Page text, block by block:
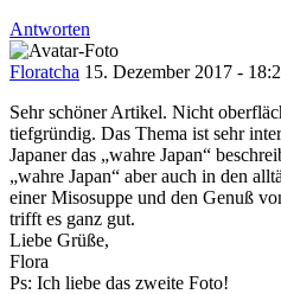
Antworten
Floratcha 15. Dezember 2017 -
Sehr schöner Artikel. Nicht
tiefgründig. Das Thema ist sehr
Japaner das „wahre Japan“
„wahre Japan“ aber auch in den
einer Misosuppe und den Genuß
trifft es ganz gut.
Liebe Grüße,
Flora
Ps: Ich liebe das zweite Foto!